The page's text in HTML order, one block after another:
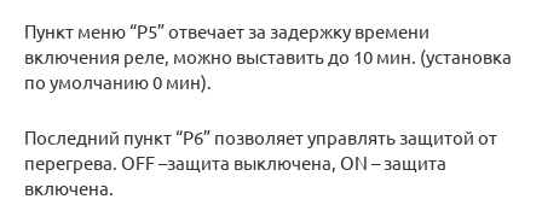
Пункт меню “Р5” отвечает за задержку времени
включения реле, можно выставить до 10 мин. (установка
по умолчанию 0 мин).
Последний пункт “Р6” позволяет управлять защитой от
перегрева. OFF –защита выключена, ON – защита
включена.